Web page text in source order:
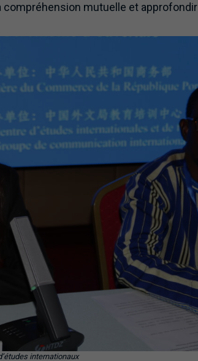
mutuelle et approfondir
internationaux